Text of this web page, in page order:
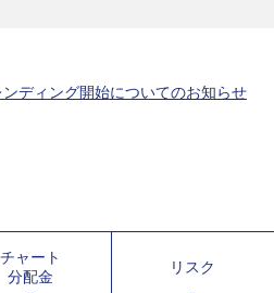
ディング開始についてのお知らせ
チャート
分配金
リスク